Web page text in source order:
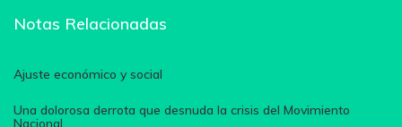
Notas Relacionadas
Ajuste económico y social
Una dolorosa derrota que desnuda la crisis del Movimiento
Nacional